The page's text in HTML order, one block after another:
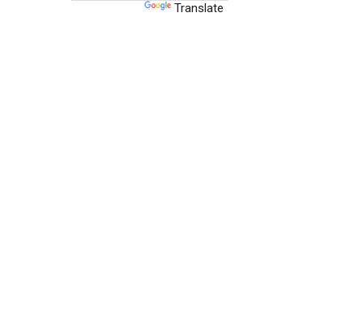
Translate